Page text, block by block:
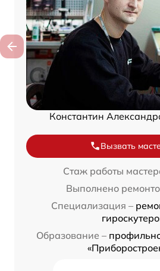
Константин
Вызвать
Стаж работы
Выполнено
Специализация –
Образование –